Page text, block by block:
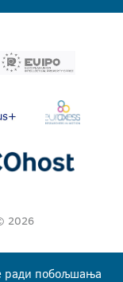
2026
ради побољшања